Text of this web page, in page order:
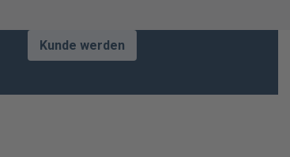
Kunde werden